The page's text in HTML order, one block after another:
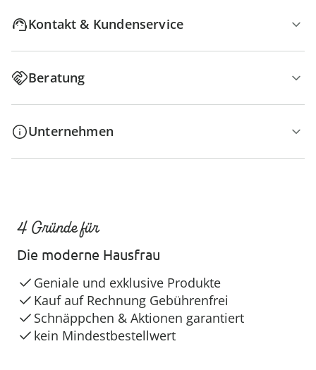
Kontakt & Kundenservice
Beratung
Unternehmen
4 Gründe für
Die moderne Hausfrau
Geniale und exklusive Produkte
Kauf auf Rechnung Gebührenfrei
Schnäppchen & Aktionen garantiert
kein Mindestbestellwert